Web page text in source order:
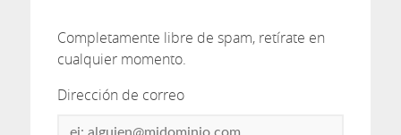
Completamente libre de spam, retírate en
cualquier momento.
Dirección de correo
Dirección